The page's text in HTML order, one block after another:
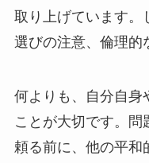
取り上げています。
選びの注意、倫理的
何よりも、自分自身
ことが大切です。問
頼る前に、他の平和